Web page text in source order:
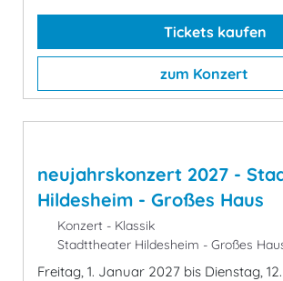
Tickets kaufen
zum Konzert
neujahrskonzert 2027 -
Hildesheim - Großes Haus
Konzert - Klassik
Stadttheater Hildesheim - Großes
Freitag, 1. Januar 2027 bis Dienstag,